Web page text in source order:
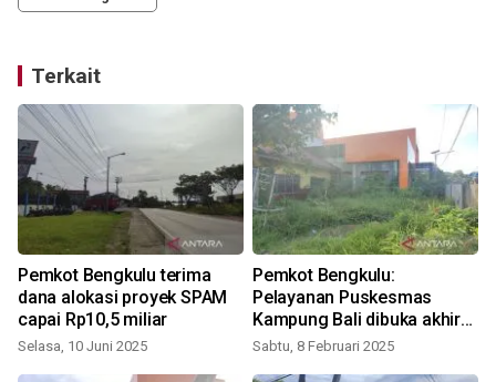
Terkait
Pemkot Bengkulu terima
dana alokasi proyek SPAM
capai Rp10,5 miliar
Selasa, 10 Juni 2025
Pemkot Bengkulu:
Pelayanan Puskesmas
Kampung Bali dibuka akhir
2025
Sabtu, 8 Februari 2025